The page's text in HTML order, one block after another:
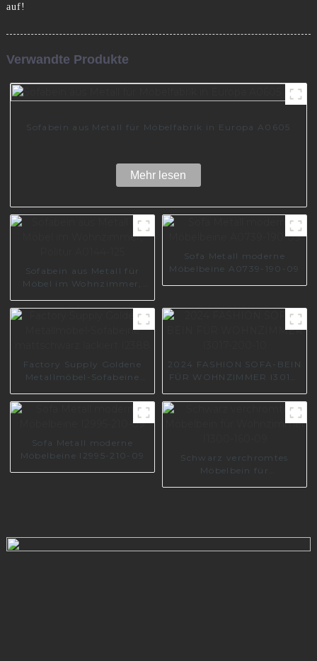
auf!
Verwandte Produkte
Sofabein aus Metall für Möbelfabrik in Europa A0605
Mehr lesen
Sofabein aus Metall für
Möbel im Wohnzimmer,
Sofa Metall moderne
Möbelbeine A0739-190-09
Factory Supply Goldene
Metallmöbel-Sofabeine
I2388
2024 FASHION SOFA-BEIN
FÜR WOHNZIMMER I3017-
Sofa Metall moderne
Möbelbeine I2995-210-09
Schwarz verchromtes
Möbelbein für